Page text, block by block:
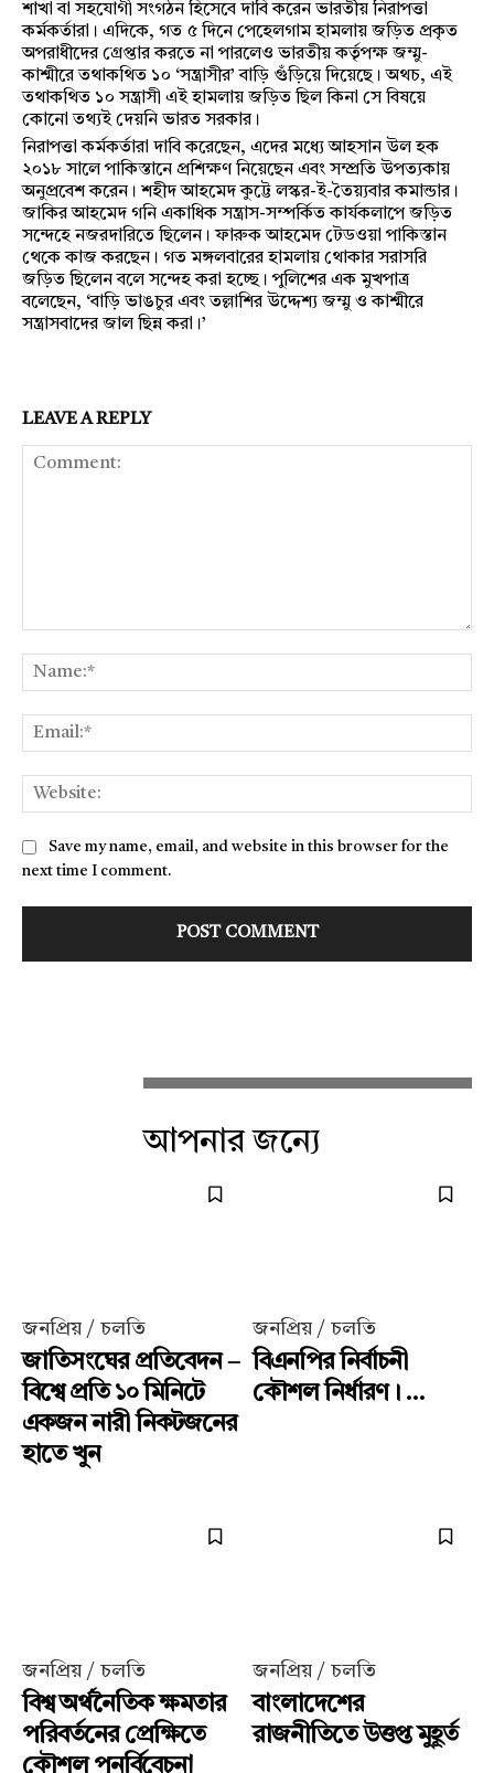
শাখা বা সহযোগী সংগঠন হিসেবে দাবি করেন ভারতীয় নিরাপত্তা
কর্মকর্তারা। এদিকে, গত ৫ দিনে পেহেলগাম হামলায় জড়িত প্রকৃত
অপরাধীদের গ্রেপ্তার করতে না পারলেও ভারতীয় কর্তৃপক্ষ জম্মু-
কাশ্মীরে তথাকথিত ১০ ‘সন্ত্রাসীর’ বাড়ি গুঁড়িয়ে দিয়েছে। অথচ, এই
তথাকথিত ১০ সন্ত্রাসী এই হামলায় জড়িত ছিল কিনা সে বিষয়ে
কোনো তথ্যই দেয়নি ভারত সরকার।
নিরাপত্তা কর্মকর্তারা দাবি করেছেন, এদের মধ্যে আহসান উল হক
২০১৮ সালে পাকিস্তানে প্রশিক্ষণ নিয়েছেন এবং সম্প্রতি উপত্যকায়
অনুপ্রবেশ করেন। শহীদ আহমেদ কুট্টে লস্কর-ই-তৈয়্যবার কমান্ডার।
জাকির আহমেদ গনি একাধিক সন্ত্রাস-সম্পর্কিত কার্যকলাপে জড়িত
সন্দেহে নজরদারিতে ছিলেন। ফারুক আহমেদ টেডওয়া পাকিস্তান
থেকে কাজ করছেন। গত মঙ্গলবারের হামলায় থোকার সরাসরি
জড়িত ছিলেন বলে সন্দেহ করা হচ্ছে। পুলিশের এক মুখপাত্র
বলেছেন, ‘বাড়ি ভাঙচুর এবং তল্লাশির উদ্দেশ্য জম্মু ও কাশ্মীরে
সন্ত্রাসবাদের জাল ছিন্ন করা।’
LEAVE A REPLY
Save my name, email, and website in this browser for the
next time I comment.
আপনার জন্যে
জনপ্রিয় / চলতি
জাতিসংঘের প্রতিবেদন –
বিশ্বে প্রতি ১০ মিনিটে
একজন নারী নিকটজনের
হাতে খুন
জনপ্রিয় / চলতি
বিএনপির নির্বাচনী
কৌশল নির্ধারণ। ...
জনপ্রিয় / চলতি
বিশ্ব অর্থনৈতিক ক্ষমতার
পরিবর্তনের প্রেক্ষিতে
কৌশল পুনর্বিবেচনা
জনপ্রিয় / চলতি
বাংলাদেশের
রাজনীতিতে উত্তপ্ত মুহূর্ত